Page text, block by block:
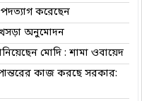
পদত্যাগ করেছেন
অনুমোদন
মোদি : শামা ওবায়েদ
কাজ করছে সরকার: